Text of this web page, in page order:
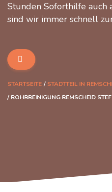
Stunden Soforthilfe auch
sind wir immer schnell
STARTSEITE
STADTTEIL IN
ROHRREINIGUNG REMSCHEID